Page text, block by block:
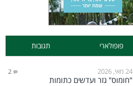
פופולארי תגובות
24 מאי, 2026 2
"חומוס" גזר ועדשים כתומות